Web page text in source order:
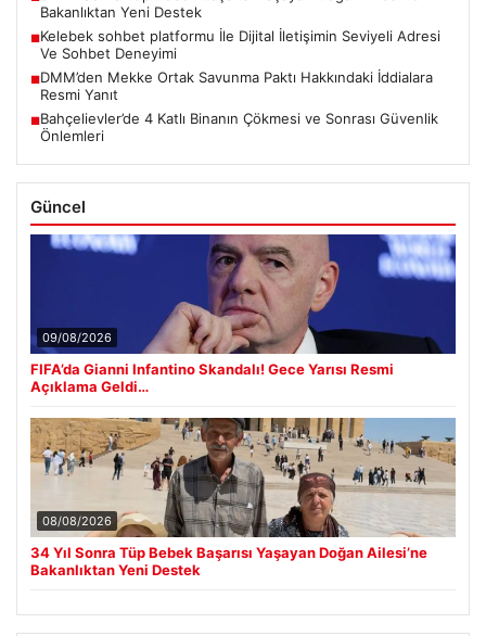
Bakanlıktan Yeni Destek
■Kelebek sohbet platformu İle Dijital İletişimin Seviyeli Adresi
Ve Sohbet Deneyimi
■DMM’den Mekke Ortak Savunma Paktı Hakkındaki İddialara
Resmi Yanıt
■Bahçelievler’de 4 Katlı Binanın Çökmesi ve Sonrası Güvenlik
Önlemleri
Güncel
09/08/2026
FIFA’da Gianni Infantino Skandalı! Gece Yarısı Resmi
Açıklama Geldi…
08/08/2026
34 Yıl Sonra Tüp Bebek Başarısı Yaşayan Doğan Ailesi’ne
Bakanlıktan Yeni Destek